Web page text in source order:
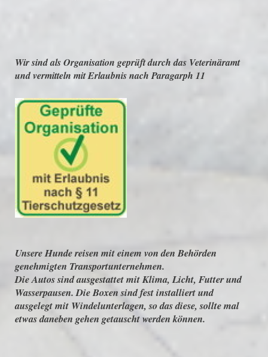
Wir sind als Organisation geprüft durch das Veterinäramt
und vermitteln mit Erlaubnis nach Paragarph 11
Unsere Hunde reisen mit einem von den Behörden
genehmigten Transportunternehmen.
Die Autos sind ausgestattet mit Klima, Licht, Futter und
Wasserpausen. Die Boxen sind fest installiert und
ausgelegt mit Windelunterlagen, so das diese, sollte mal
etwas daneben gehen getauscht werden können.